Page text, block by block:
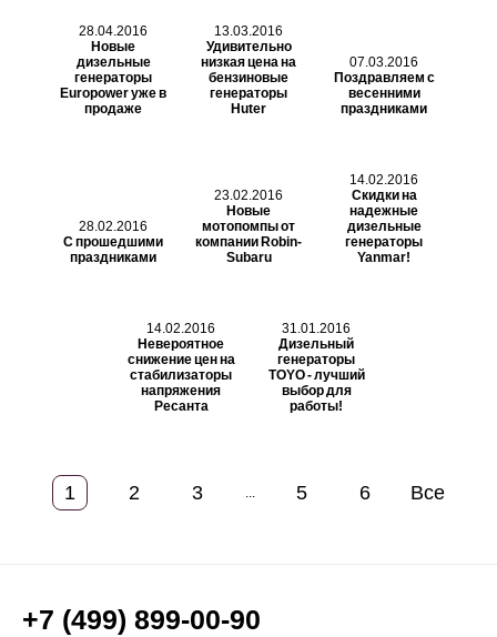
28.04.2016
Новые
дизельные
генераторы
Europower уже в
продаже
13.03.2016
Удивительно
низкая цена на
бензиновые
генераторы
Huter
07.03.2016
Поздравляем с
весенними
праздниками
28.02.2016
С прошедшими
праздниками
23.02.2016
Новые
мотопомпы от
компании Robin-
Subaru
14.02.2016
Скидки на
надежные
дизельные
генераторы
Yanmar!
14.02.2016
Невероятное
снижение цен на
стабилизаторы
напряжения
Ресанта
31.01.2016
Дизельный
генераторы
TOYO - лучший
выбор для
работы!
1 2 3 ... 5 6 Все
+7 (499) 899-00-90